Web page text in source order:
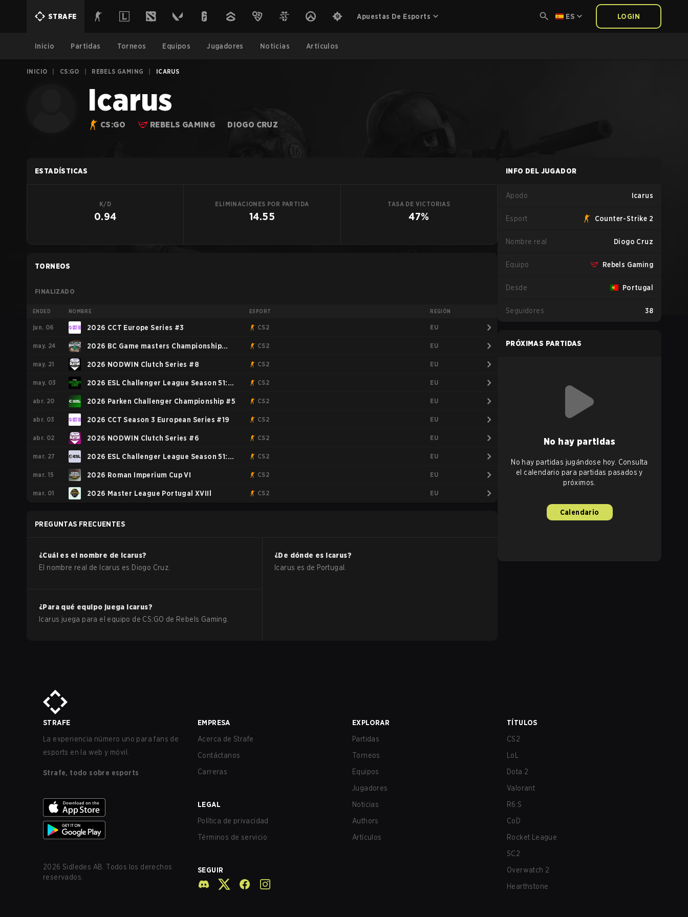
STRAFE Apuestas De Esports ES LOGIN
Inicio Partidas Torneos Equipos Jugadores Noticias Artículos
INICIO CS:GO REBELS GAMING ICARUS
Icarus
CS:GO REBELS GAMING DIOGO CRUZ
ESTADÍSTICAS
K/D
0.94
ELIMINACIONES POR PARTIDA
14.55
TASA DE VICTORIAS
47%
TORNEOS
FINALIZADO
ENDED NOMBRE ESPORT REGIÓN
jun. 06 2026 CCT Europe Series #3 CS2 EU
may. 24 2026 BC Game masters Championship
Season 2
CS2 EU
may. 21 2026 NODWIN Clutch Series #8 CS2 EU
may. 03 2026 ESL Challenger League Season 51:
Europe - Cup #4
CS2 EU
abr. 20 2026 Parken Challenger Championship #5 CS2 EU
abr. 03 2026 CCT Season 3 European Series #19 CS2 EU
abr. 02 2026 NODWIN Clutch Series #6 CS2 EU
mar. 27 2026 ESL Challenger League Season 51:
Europe - Cup #2
CS2 EU
mar. 15 2026 Roman Imperium Cup VI CS2 EU
mar. 01 2026 Master League Portugal XVIIl CS2 EU
PREGUNTAS FRECUENTES
¿Cuál es el nombre de Icarus?
El nombre real de
Icarus es Diogo Cruz
¿De dónde es Icarus?
Icarus es de Portugal
¿Para qué equipo juega Icarus?
Icarus juega para el equipo de CS:GO de Rebels Gaming
INFO DEL JUGADOR
Apodo Icarus
Esport Counter-Strike 2
Nombre real Diogo Cruz
Equipo Rebels Gaming
Desde Portugal
Seguidores 38
PRÓXIMAS PARTIDAS
No hay partidas
No hay partidas jugándose hoy. Consulta
el calendario para partidas pasados y
próximos.
Calendario
STRAFE
La experiencia número uno para fans de
esports en la web y móvil.
Strafe, todo sobre esports
2026 Sidledes AB. Todos los derechos
reservados.
EMPRESA
Acerca de Strafe
Contáctanos
Carreras
LEGAL
Política de privacidad
Términos de servicio
SEGUIR
EXPLORAR
Partidas
Torneos
Equipos
Jugadores
Noticias
Authors
Artículos
TÍTULOS
CS2
LoL
Dota 2
Valorant
R6:S
CoD
Rocket League
SC2
Overwatch 2
Hearthstone